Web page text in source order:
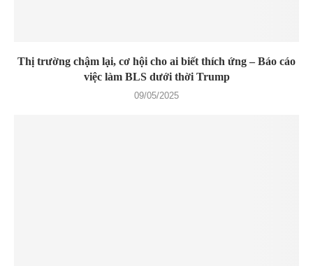
Thị trường chậm lại, cơ hội cho ai biết thích ứng – Báo cáo
việc làm BLS dưới thời Trump
09/05/2025